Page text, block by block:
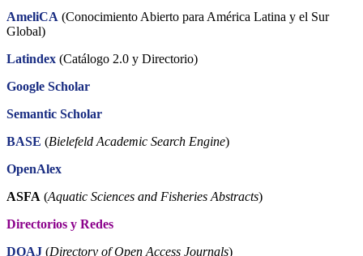
AmeliCA (Conocimiento Abierto para América Latina y el Sur
Global)
Latindex (Catálogo 2.0 y Directorio)
Google Scholar
Semantic Scholar
BASE (Bielefeld Academic Search Engine)
OpenAlex
ASFA (Aquatic Sciences and Fisheries Abstracts)
Directorios y Redes
DOAJ (Directory of Open Access Journals)